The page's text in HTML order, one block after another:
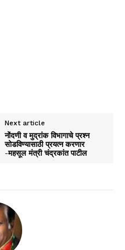
Next article
नोंदणी व मुद्रांक विभागाचे प्रश्न
सोडविण्यासाठी प्रयत्न करणार
-महसूल मंत्री चंद्रकांत पाटील